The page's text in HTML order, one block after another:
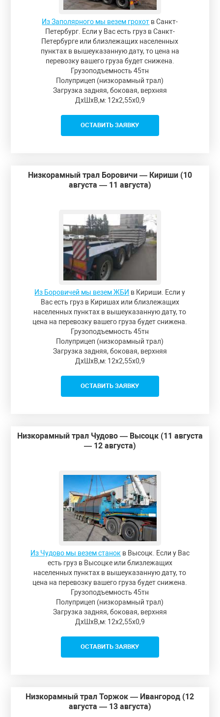
Из Заполярного мы везем грохот в Санкт-
Петербург. Если у Вас есть груз в Санкт-
Петербурге или близлежащих населенных
пунктах в вышеуказанную дату, то цена на
перевозку вашего груза будет снижена.
Грузоподъемность 45тн
Полуприцеп (низкорамный трал)
Загрузка задняя, боковая, верхняя
ДxШxВ,м: 12x2,55x0,9
ОСТАВИТЬ ЗАЯВКУ
Низкорамный трал Боровичи — Кириши (10
августа — 11 августа)
Из Боровичей мы везем ЖБИ в Кириши. Если у
Вас есть груз в Киришах или близлежащих
населенных пунктах в вышеуказанную дату, то
цена на перевозку вашего груза будет снижена.
Грузоподъемность 45тн
Полуприцеп (низкорамный трал)
Загрузка задняя, боковая, верхняя
ДxШxВ,м: 12x2,55x0,9
ОСТАВИТЬ ЗАЯВКУ
Низкорамный трал Чудово — Высоцк (11 августа
— 12 августа)
Из Чудово мы везем станок в Высоцк. Если у Вас
есть груз в Высоцке или близлежащих
населенных пунктах в вышеуказанную дату, то
цена на перевозку вашего груза будет снижена.
Грузоподъемность 45тн
Полуприцеп (низкорамный трал)
Загрузка задняя, боковая, верхняя
ДxШxВ,м: 12x2,55x0,9
ОСТАВИТЬ ЗАЯВКУ
Низкорамный трал Торжок — Ивангород (12
августа — 13 августа)